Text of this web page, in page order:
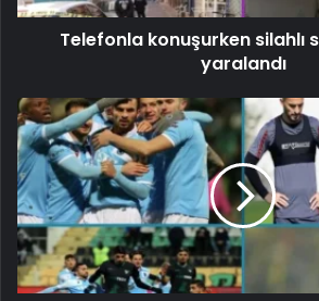
Telefonla konuşurken silahlı
yaralandı